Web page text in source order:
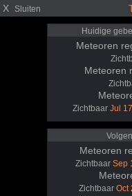
X Sluiten
Huidige
Meteoren
Meteoren
Zichtbaar Jul
Meteoren
Zichtbaar Sep
Zichtbaar Oct